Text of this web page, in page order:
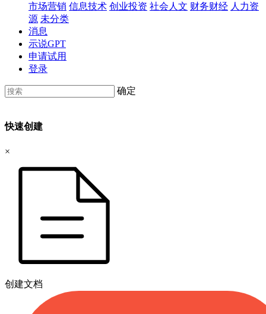
市场营销 信息技术 创业投资 社会人文 财务财经 人力资
源 未分类
消息
示说GPT
申请试用
登录
确定
快速创建
×
创建文档